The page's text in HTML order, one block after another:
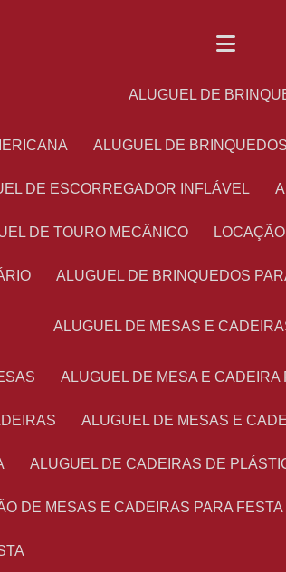
ALUGUEL DE
ALUGUEL DE
DE ESCORREGADOR INFLÁVEL
DE TOURO MECÂNICO
ALUGUEL DE BRINQUEDOS
ALUGUEL DE MESAS E
ALUGUEL DE MESA E
ALUGUEL DE MESAS E
ALUGUEL DE CADEIRAS DE
DE MESAS E CADEIRAS PARA FESTA